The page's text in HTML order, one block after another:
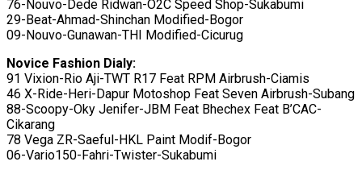
76-Nouvo-Dede Ridwan-O2C Speed Shop-Sukabumi
29-Beat-Ahmad-Shinchan Modified-Bogor
09-Nouvo-Gunawan-THI Modified-Cicurug
Novice Fashion Dialy:
91 Vixion-Rio Aji-TWT R17 Feat RPM Airbrush-Ciamis
46 X-Ride-Heri-Dapur Motoshop Feat Seven Airbrush-Subang
88-Scoopy-Oky Jenifer-JBM Feat Bhechex Feat B’CAC-
Cikarang
78 Vega ZR-Saeful-HKL Paint Modif-Bogor
06-Vario150-Fahri-Twister-Sukabumi